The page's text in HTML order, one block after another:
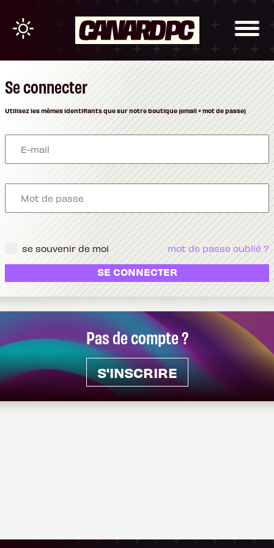
Pas de compte ?
S'INSCRIRE
Se connecter
Utilisez les mêmes identifiants que sur notre boutique (email + mot de passe)
se souvenir de moi mot de passe oublié ?
SE CONNECTER